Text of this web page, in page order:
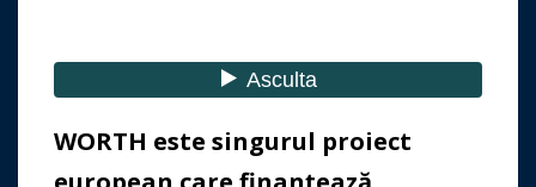
WORTH este singurul proiect